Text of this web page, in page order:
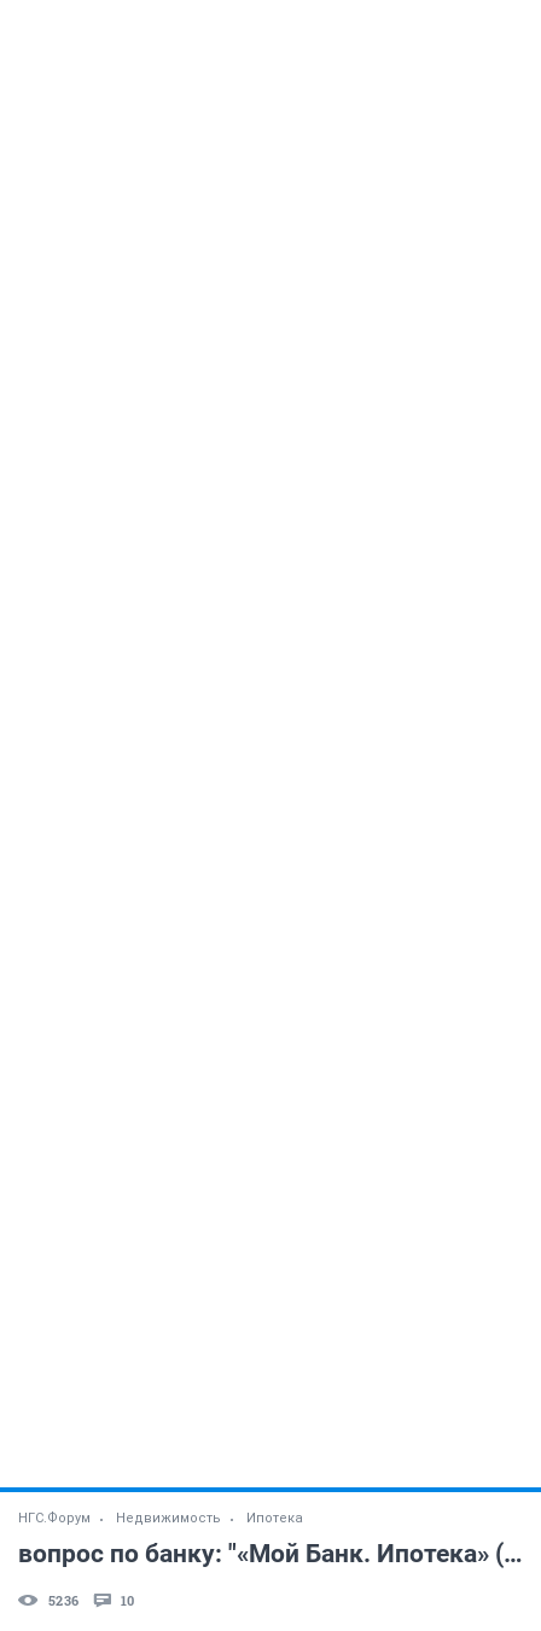
НГС.Форум Недвижимость Ипотека
вопрос по банку: "«Мой Банк. Ипотека» (ОАО)"
5236 10